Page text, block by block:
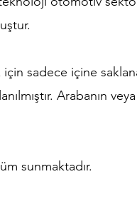
için sadece içine
Arabanın veya
sunmaktadır.